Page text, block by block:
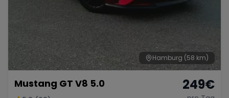
Range Rover Corvette
Hamburg (58 km)
Mustang GT V8 5.0 249€